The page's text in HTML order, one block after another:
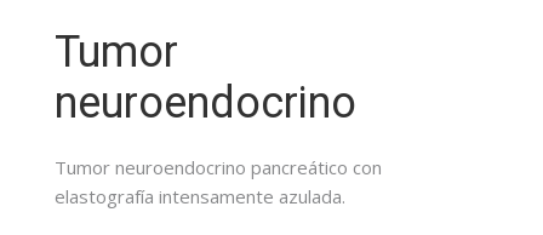
Tumor
neuroendocrino
Tumor neuroendocrino pancreático con
elastografía intensamente azulada.